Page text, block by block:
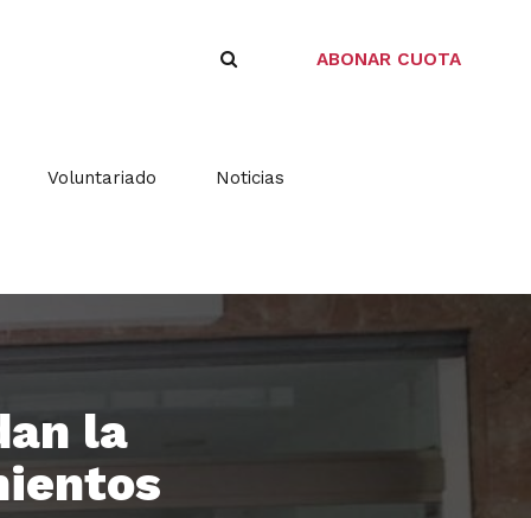
ABONAR CUOTA
Voluntariado Noticias
la